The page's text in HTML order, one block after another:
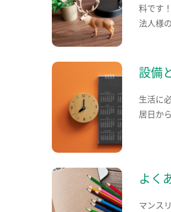
料です！
法人様
設備
生活に
居日か
よく
マンス